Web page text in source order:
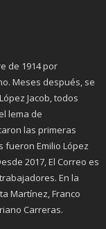
de 1914 por
Meses después, se
Jacob, todos
lema de
las primeras
fueron Emilio López
2017, El Correo es
En la
Martínez, Franco
Carreras.